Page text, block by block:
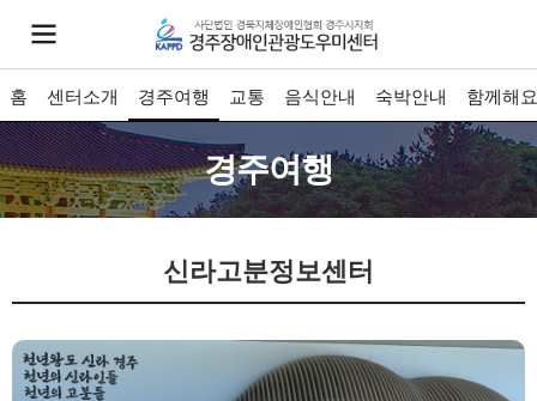
홈 센터소개 경주여행 교통 음식안내 숙박안내 함께해요
경주여행
신라고분정보센터